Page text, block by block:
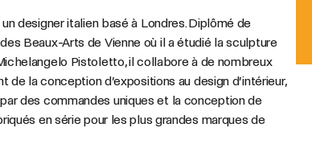
designer italien basé à Londres. Diplômé de
des Beaux-Arts de Vienne où il a étudié la sculpture
Pistoletto, il collabore à de nombreux
de la conception d’expositions au design d’intérieur,
des commandes uniques et la conception de
en série pour les plus grandes marques de